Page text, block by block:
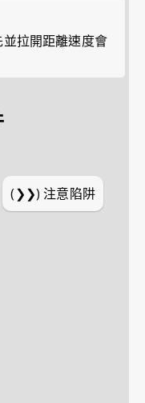
拉開距離速度會
(❯❯)注意陷阱